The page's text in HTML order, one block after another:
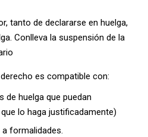
tanto de declararse en huelga,
Conlleva la suspensión de la
es compatible con:
de huelga que puedan
lo haga justificadamente)
formalidades.